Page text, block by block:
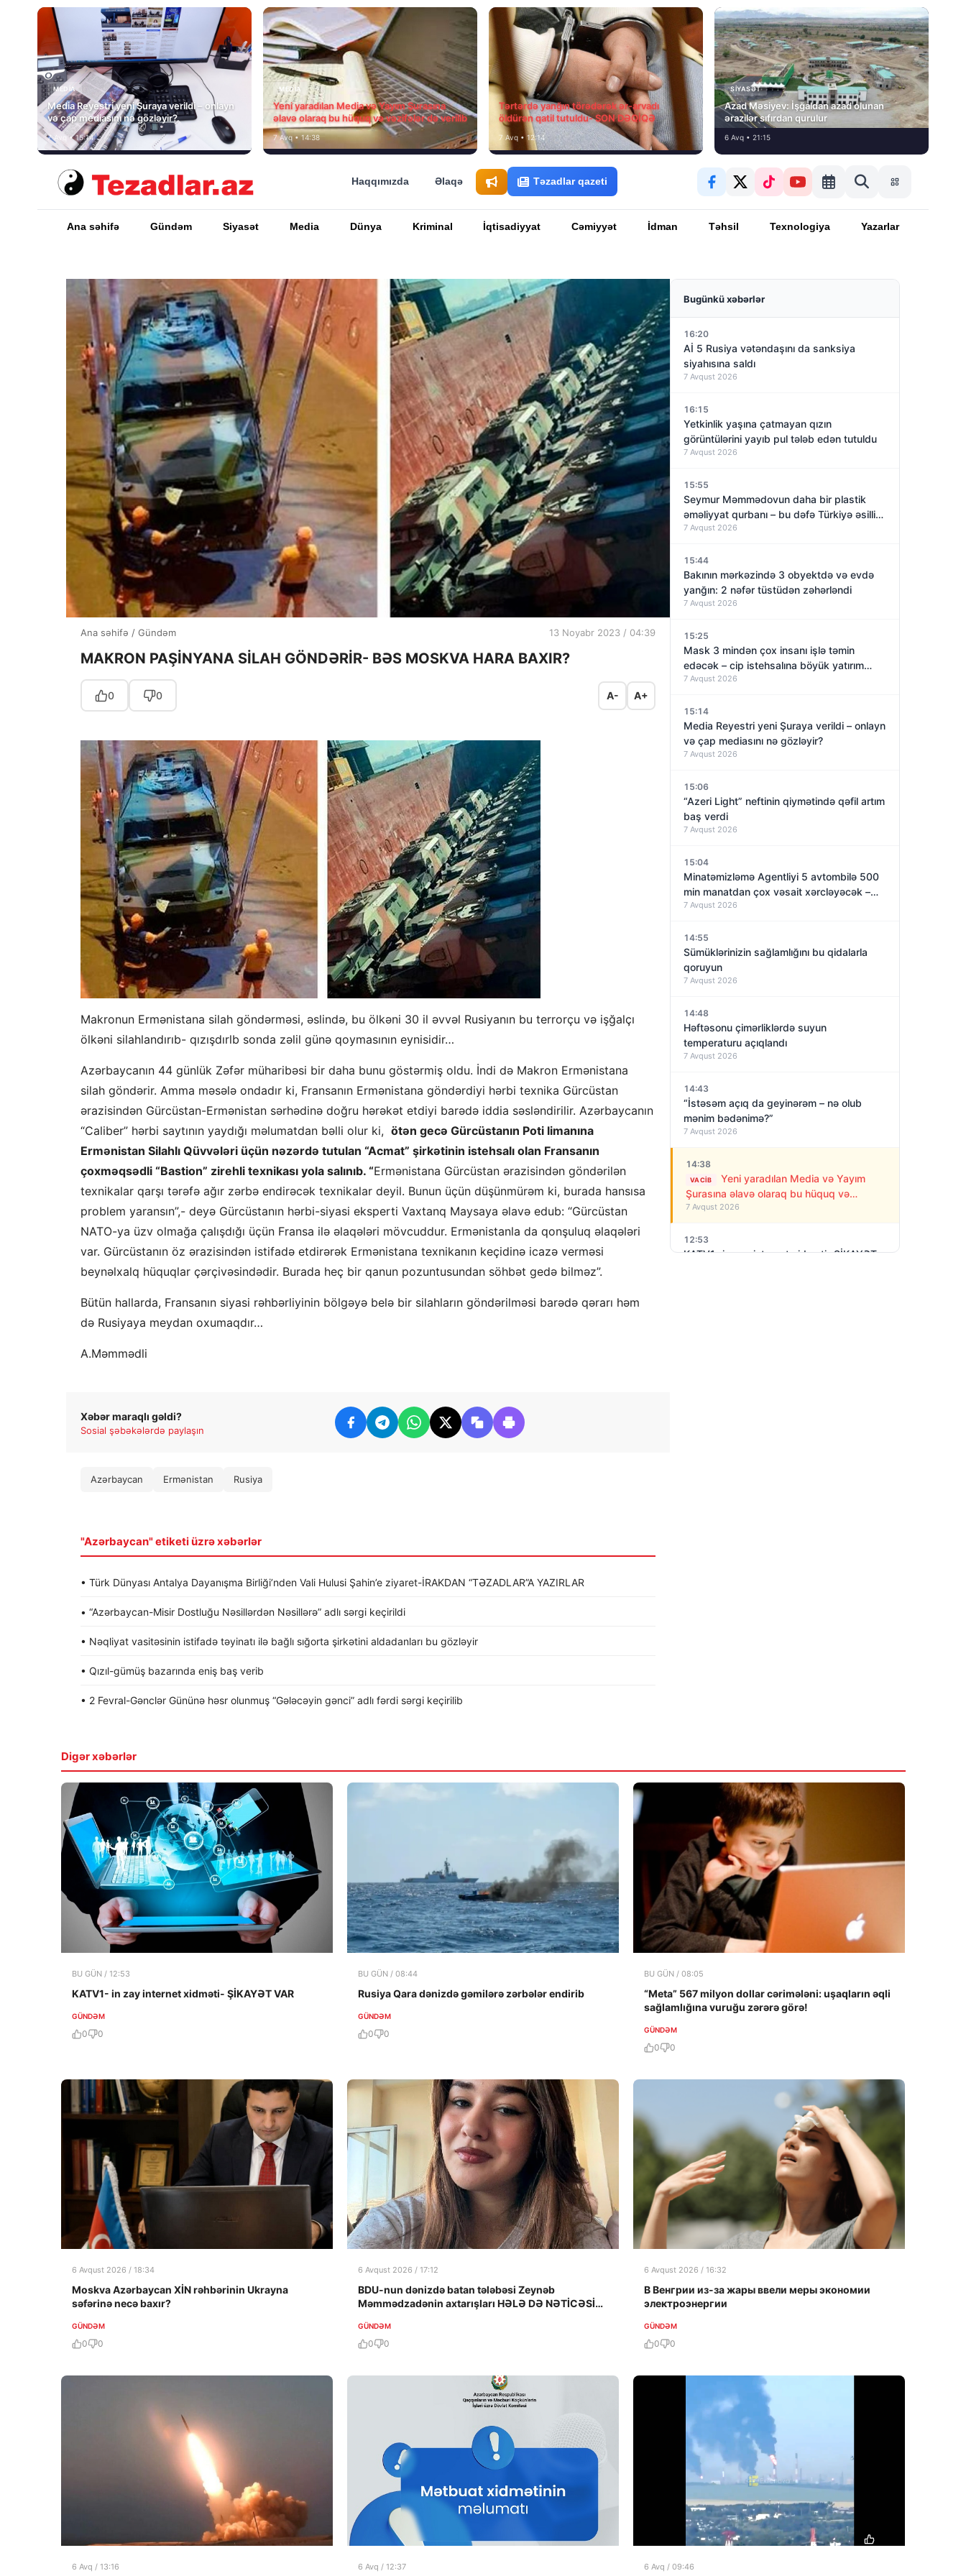
MEDİA
Media Reyestri yeni Şuraya verildi – onlayn
və çap mediasını nə gözləyir?
7 Avq • 15:14
MEDİA
Yeni yaradılan Media və Yayım Şurasına
əlavə olaraq bu hüquq və vəzifələr də verilib
7 Avq • 14:38
Tərtərdə yanğın törədərək ər-arvadı
öldürən qatil tutuldu- SON DƏQİQƏ
7 Avq • 12:14
SIYASƏT
Azad Məsiyev: İşğaldan azad olunan
ərazilər sıfırdan qurulur
6 Avq • 21:15
Haqqımızda Əlaqə Təzadlar qazeti
Ana səhifə Gündəm Siyasət Media Dünya Kriminal İqtisadiyyat Cəmiyyət İdman Təhsil Texnologiya Yazarlar
Ana səhifə / Gündəm 13 Noyabr 2023 / 04:39
MAKRON PAŞİNYANA SİLAH GÖNDƏRİR- BƏS MOSKVA HARA BAXIR?
0 0 A- A+
Makronun Ermənistana silah göndərməsi, əslində, bu ölkəni 30 il əvvəl Rusiyanın bu terrorçu və işğalçı
ölkəni silahlandırıb- qızışdırlb sonda zəlil günə qoymasının eynisidir…
Azərbaycanın 44 günlük Zəfər müharibəsi bir daha bunu göstərmiş oldu. İndi də Makron Ermənistana
silah göndərir. Amma məsələ ondadır ki, Fransanın Ermənistana göndərdiyi hərbi texnika Gürcüstan
ərazisindən Gürcüstan-Ermənistan sərhədinə doğru hərəkət etdiyi barədə iddia səsləndirilir. Azərbaycanın
“Caliber” hərbi saytının yaydığı məlumatdan bəlli olur ki, ötən gecə Gürcüstanın Poti limanına
Ermənistan Silahlı Qüvvələri üçün nəzərdə tutulan “Acmat” şirkətinin istehsalı olan Fransanın
çoxməqsədli “Bastion” zirehli texnikası yola salınıb. “Ermənistana Gürcüstan ərazisindən göndərilən
texnikalar qarşı tərəfə ağır zərbə endirəcək texnikalar deyil. Bunun üçün düşünmürəm ki, burada hansısa
problem yaransın”,- deyə Gürcüstanın hərbi-siyasi eksperti Vaxtanq Maysaya əlavə edub: “Gürcüstan
NATO-ya üzv olmağa çalışdığı üçün Fransa ilə əlaqələri mövcuddur. Ermənistanla da qonşuluq əlaqələri
var. Gürcüstanın öz ərazisindən istifadə etdirərək Ermənistana texnikanın keçidinə icazə verməsi
beynəlxalq hüquqlar çərçivəsindədir. Burada heç bir qanun pozuntusundan söhbət gedə bilməz”.
Bütün hallarda, Fransanın siyasi rəhbərliyinin bölgəyə belə bir silahların göndərilməsi barədə qərarı həm
də Rusiyaya meydan oxumaqdır…
A.Məmmədli
Xəbər maraqlı gəldi?
Sosial şəbəkələrdə paylaşın
Azərbaycan Ermənistan Rusiya
"Azərbaycan" etiketi üzrə xəbərlər
• Türk Dünyası Antalya Dayanışma Birliği’nden Vali Hulusi Şahin’e ziyaret-İRAKDAN “TƏZADLAR”A YAZIRLAR
• “Azərbaycan-Misir Dostluğu Nəsillərdən Nəsillərə” adlı sərgi keçirildi
• Nəqliyat vasitəsinin istifadə təyinatı ilə bağlı sığorta şirkətini aldadanları bu gözləyir
• Qızıl-gümüş bazarında eniş baş verib
• 2 Fevral-Gənclər Gününə həsr olunmuş “Gələcəyin gənci” adlı fərdi sərgi keçirilib
Bugünkü xəbərlər
16:20
Aİ 5 Rusiya vətəndaşını da sanksiya
siyahısına saldı
7 Avqust 2026
16:15
Yetkinlik yaşına çatmayan qızın
görüntülərini yayıb pul tələb edən tutuldu
7 Avqust 2026
15:55
Seymur Məmmədovun daha bir plastik
əməliyyat qurbanı – bu dəfə Türkiyə əsilli
qadın
7 Avqust 2026
15:44
Bakının mərkəzində 3 obyektdə və evdə
yanğın: 2 nəfər tüstüdən zəhərləndi
7 Avqust 2026
15:25
Mask 3 mindən çox insanı işlə təmin
edəcək – cip istehsalına böyük yatırım
qoyur
7 Avqust 2026
15:14
Media Reyestri yeni Şuraya verildi – onlayn
və çap mediasını nə gözləyir?
7 Avqust 2026
15:06
“Azeri Light” neftinin qiymətində qəfil artım
baş verdi
7 Avqust 2026
15:04
Minatəmizləmə Agentliyi 5 avtombilə 500
min manatdan çox vəsait xərcləyəcək –
TENDER
7 Avqust 2026
14:55
Sümüklərinizin sağlamlığını bu qidalarla
qoruyun
7 Avqust 2026
14:48
Həftəsonu çimərliklərdə suyun
temperaturu açıqlandı
7 Avqust 2026
14:43
“İstəsəm açıq da geyinərəm – nə olub
mənim bədənimə?”
7 Avqust 2026
14:38
VACIB
Yeni yaradılan Media və Yayım
Şurasına əlavə olaraq bu hüquq və
vəzifələr də verilib
7 Avqust 2026
12:53
KATV1- in zay internet xidməti- ŞİKAYƏT
Digər xəbərlər
BU GÜN / 12:53
KATV1- in zay internet xidməti- ŞİKAYƏT VAR
GÜNDƏM
0 0
BU GÜN / 08:44
Rusiya Qara dənizdə gəmilərə zərbələr endirib
GÜNDƏM
0 0
BU GÜN / 08:05
“Meta” 567 milyon dollar cərimələni: uşaqların əqli
sağlamlığına vuruğu zərərə görə!
GÜNDƏM
0 0
6 Avqust 2026 / 18:34
Moskva Azərbaycan XİN rəhbərinin Ukrayna
səfərinə necə baxır?
GÜNDƏM
0 0
6 Avqust 2026 / 17:12
BDU-nun dənizdə batan tələbəsi Zeynəb
Məmmədzadənin axtarışları HƏLƏ DƏ NƏTİCƏSİZ
GÜNDƏM
0 0
6 Avqust 2026 / 16:32
В Венгрии из-за жары ввели меры экономии
электроэнергии
GÜNDƏM
0 0
6 Avq / 13:16 6 Avq / 12:37 6 Avq / 09:46